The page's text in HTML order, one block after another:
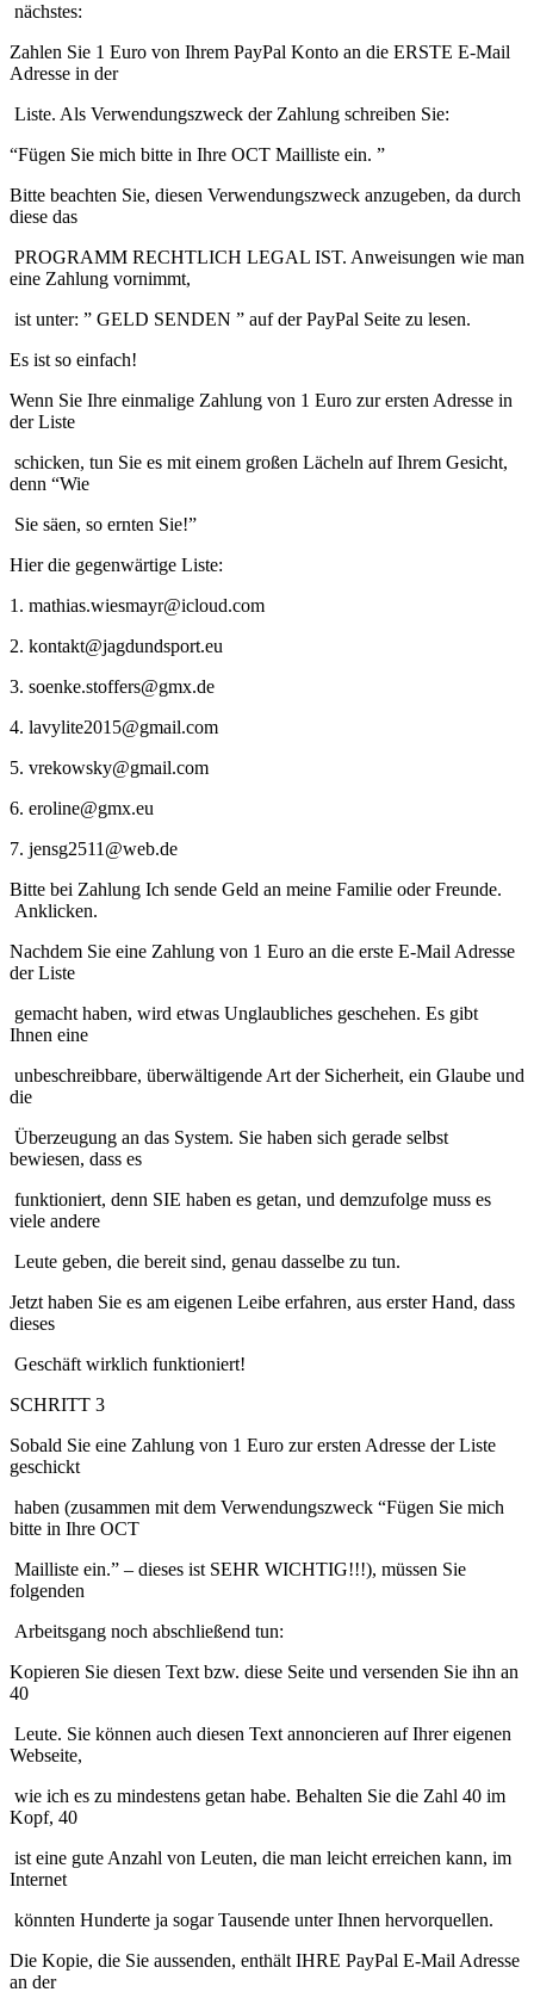
nächstes:
Zahlen Sie 1 Euro von Ihrem PayPal Konto an die ERSTE E-Mail
Adresse in der
Liste. Als Verwendungszweck der Zahlung schreiben Sie:
“Fügen Sie mich bitte in Ihre OCT Mailliste ein. ”
Bitte beachten Sie, diesen Verwendungszweck anzugeben, da durch
diese das
PROGRAMM RECHTLICH LEGAL IST. Anweisungen wie man
eine Zahlung vornimmt,
ist unter: ” GELD SENDEN ” auf der PayPal Seite zu lesen.
Es ist so einfach!
Wenn Sie Ihre einmalige Zahlung von 1 Euro zur ersten Adresse in
der Liste
schicken, tun Sie es mit einem großen Lächeln auf Ihrem Gesicht,
denn “Wie
Sie säen, so ernten Sie!”
Hier die gegenwärtige Liste:
1. mathias.wiesmayr@icloud.com
2. kontakt@jagdundsport.eu
3. soenke.stoffers@gmx.de
4. lavylite2015@gmail.com
5. vrekowsky@gmail.com
6. eroline@gmx.eu
7. jensg2511@web.de
Bitte bei Zahlung Ich sende Geld an meine Familie oder Freunde.
Anklicken.
Nachdem Sie eine Zahlung von 1 Euro an die erste E-Mail Adresse
der Liste
gemacht haben, wird etwas Unglaubliches geschehen. Es gibt
Ihnen eine
unbeschreibbare, überwältigende Art der Sicherheit, ein Glaube und
die
Überzeugung an das System. Sie haben sich gerade selbst
bewiesen, dass es
funktioniert, denn SIE haben es getan, und demzufolge muss es
viele andere
Leute geben, die bereit sind, genau dasselbe zu tun.
Jetzt haben Sie es am eigenen Leibe erfahren, aus erster Hand, dass
dieses
Geschäft wirklich funktioniert!
SCHRITT 3
Sobald Sie eine Zahlung von 1 Euro zur ersten Adresse der Liste
geschickt
haben (zusammen mit dem Verwendungszweck “Fügen Sie mich
bitte in Ihre OCT
Mailliste ein.” – dieses ist SEHR WICHTIG!!!), müssen Sie
folgenden
Arbeitsgang noch abschließend tun:
Kopieren Sie diesen Text bzw. diese Seite und versenden Sie ihn an
40
Leute. Sie können auch diesen Text annoncieren auf Ihrer eigenen
Webseite,
wie ich es zu mindestens getan habe. Behalten Sie die Zahl 40 im
Kopf, 40
ist eine gute Anzahl von Leuten, die man leicht erreichen kann, im
Internet
könnten Hunderte ja sogar Tausende unter Ihnen hervorquellen.
Die Kopie, die Sie aussenden, enthält IHRE PayPal E-Mail Adresse
an der